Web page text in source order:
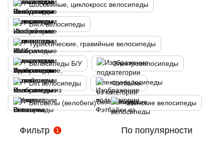
Шоссейные, циклокросс велосипеды
BMX велосипеды
Туристические, гравийные велосипеды
Велосипеды Б/У Электровелосипеды
Dirt велосипеды Фэтбайки
Беговелы (велобеги) Женские велосипеды
Фильтр 1 По популярности